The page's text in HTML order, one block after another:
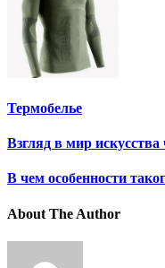
Термобелье
Взгляд в мир
В чем особенности
About The Author